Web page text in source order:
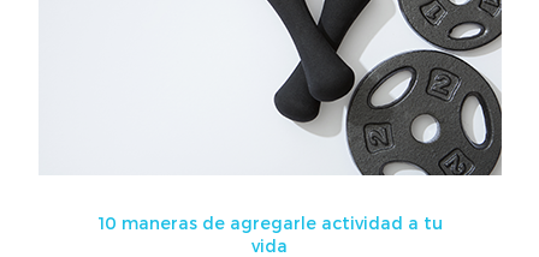
10 maneras de agregarle actividad a tu
vida